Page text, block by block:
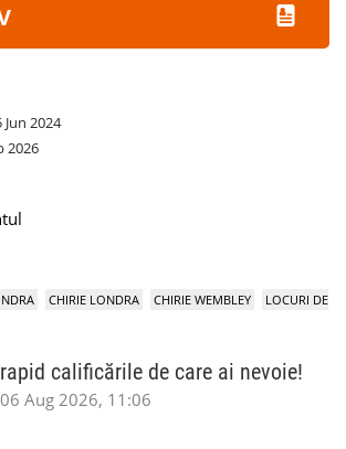
2024
2026
CHIRIE LONDRA CHIRIE WEMBLEY
LOCURI DE
calificările de care ai nevoie!
Aug 2026, 11:06